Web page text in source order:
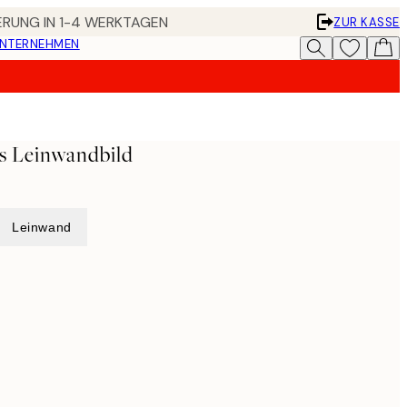
IN 1-4 WERKTAGEN
ZUR KASSE
Leinwandbild
Leinwand